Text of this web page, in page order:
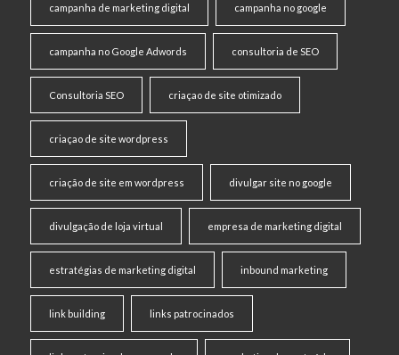
campanha de marketing digital campanha no google
campanha no Google Adwords consultoria de SEO
Consultoria SEO criaçao de site otimizado
criaçao de site wordpress
criação de site em wordpress divulgar site no google
divulgação de loja virtual empresa de marketing digital
estratégias de marketing digital inbound marketing
link building links patrocinados